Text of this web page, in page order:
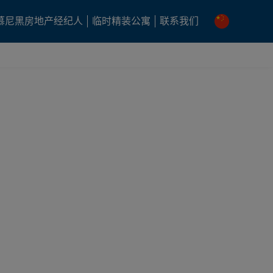
尼黑房地产经纪人 临时精装公寓 联系我们